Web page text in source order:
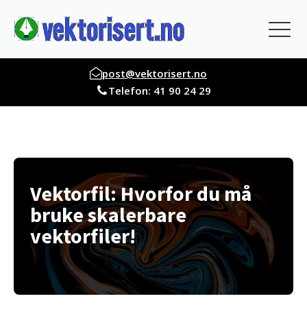
post@vektorisert.no
Telefon: 41 90 24 29
Vektorfil: Hvorfor du må
bruke skalerbare
vektorfiler!